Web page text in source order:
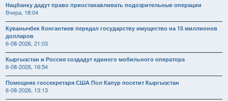
Нацбанку дадут право приостанавливать подозрительные операции
Вчера, 18:04
Куванычбек Конгантиев передал государству имущество на 15 миллионов
долларов
6-08-2026, 21:03
Кыргызстан и Россия создадут единого мобильного оператора
6-08-2026, 16:54
Помощник госсекретаря США Пол Капур посетит Кыргызстан
6-08-2026, 13:13